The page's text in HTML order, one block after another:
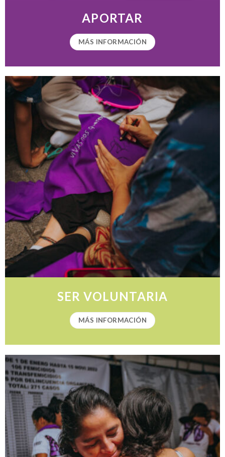
APORTAR
MÁS INFORMACIÓN
SER VOLUNTARIA
MÁS INFORMACIÓN